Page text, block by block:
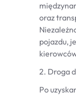
oraz
pojazdu,
2. Droga
Po